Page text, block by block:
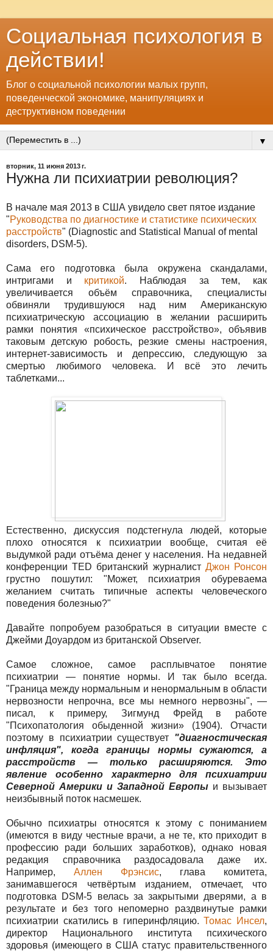
Социальная психология в
действии!
Блог о социальной психологии малых групп,
поведенческой экономике, манипуляциях и
деструктивном поведении
▼
вторник, 11 июня 2013 г.
Нужна ли психиатрии революция?
В начале мая 2013 в США увидело свет пятое издание
"Руководства по диагностике и статистике психических
расстройств" (Diagnostic and Statistical Manual of mental
disorders, DSM-5).
Сама его подготовка была окружена скандалами,
интригами и критикой. Наблюдая за тем, как
увеличивается объём справочника, специалисты
обвиняли трудившуюся над ним Американскую
психиатрическую ассоциацию в желании расширить
рамки понятия «психическое расстройство», объявив
таковым детскую робость, резкие смены настроения,
интернет-зависимость и депрессию, следующую за
смертью любимого человека. И всё это лечить
таблетками...
Естественно, дискуссия подстегнула людей, которые
плохо относятся к психиатрии вообще, считая её
выдумкой ради отъёма денег у населения. На недавней
конференции TED британский журналист Джон Ронсон
грустно пошутил: "Может, психиатрия обуреваема
желанием считать типичные аспекты человеческого
поведения болезнью?"
Давайте попробуем разобраться в ситуации вместе с
Джейми Доуардом из британской Observer.
Самое сложное, самое расплывчатое понятие
психиатрии — понятие нормы. И так было всегда.
"Граница между нормальным и ненормальным в области
нервозности непрочна, все мы немного нервозны", —
писал, к примеру, Зигмунд Фрейд в работе
"Психопатология обыденной жизни» (1904). Отчасти
поэтому в психиатрии существует "диагностическая
инфляция", когда границы нормы сужаются, а
расстройств — только расширяются. Это
явление особенно характерно для психиатрии
Северной Америки и Западной Европы и вызывает
неизбывный поток насмешек.
Обычно психиатры относятся к этому с пониманием
(имеются в виду честные врачи, а не те, кто приходит в
профессию ради больших заработков), однако новая
редакция справочника раздосадовала даже их.
Например, Аллен Фрэнсис, глава комитета,
занимавшегося четвёртым изданием, отмечает, что
подготовка DSM-5 велась за закрытыми дверями, а в
результате и без того непомерно раздвинутые рамки
психиатрии скатились в гиперинфляцию.Томас Инсел,
директор Национального института психического
здоровья (имеющего в США статус правительственного